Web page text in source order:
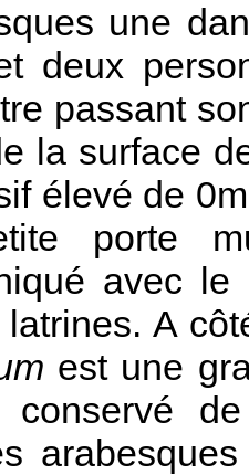
une
deux
passant
la surface
élevé de
porte
avec
A
est une